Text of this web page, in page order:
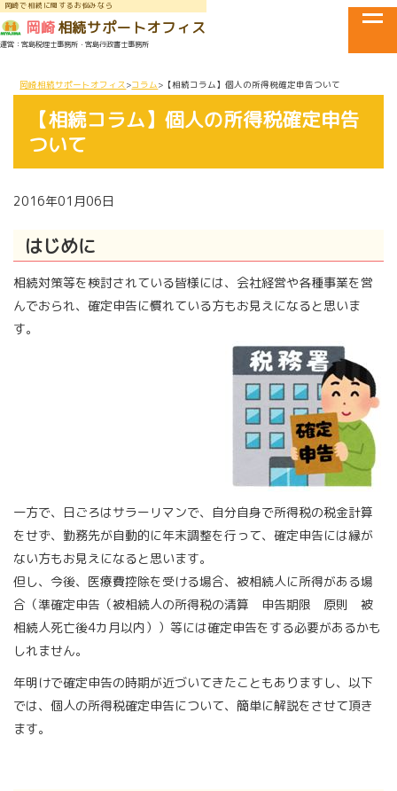
岡崎で相続に関するお悩みなら
岡崎相続サポートオフィス
運営：宮島税理士事務所・宮島行政書士事務所
岡崎相続サポートオフィス コラム 【相続コラム】個人の所得税確定申告ついて
【相続コラム】個人の所得税確定申告
ついて
2016年01月06日
はじめに
相続対策等を検討されている皆様には、会社経営や各種事業を営
んでおられ、確定申告に慣れている方もお見えになると思いま
す。
一方で、日ごろはサラーリマンで、自分自身で所得税の税金計算
をせず、勤務先が自動的に年末調整を行って、確定申告には縁が
ない方もお見えになると思います。
但し、今後、医療費控除を受ける場合、被相続人に所得がある場
合（準確定申告（被相続人の所得税の清算 申告期限 原則 被
相続人死亡後4カ月以内））等には確定申告をする必要があるかも
しれません。
年明けで確定申告の時期が近づいてきたこともありますし、以下
では、個人の所得税確定申告について、簡単に解説をさせて頂き
ます。